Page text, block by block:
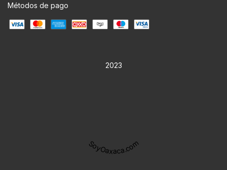
Métodos de pago
2023
SoyOaxaca.com